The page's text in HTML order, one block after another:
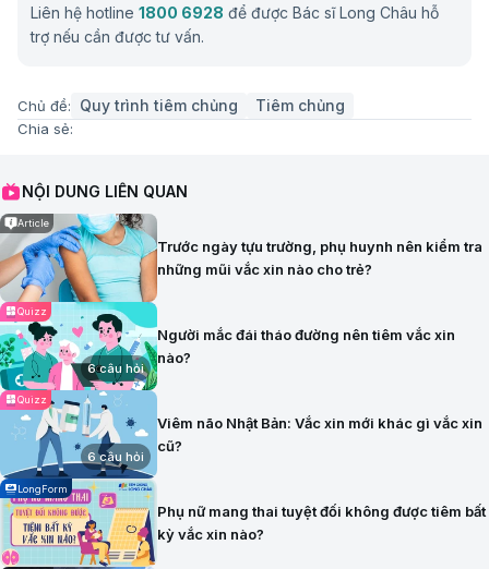
Liên hệ hotline 1800 6928 để được Bác sĩ Long Châu hỗ
trợ nếu cần được tư vấn.
Chủ đề: Quy trình tiêm chủng Tiêm chủng
Chia sẻ:
NỘI DUNG LIÊN QUAN
Article
Trước ngày tựu trường, phụ huynh nên kiểm tra
những mũi vắc xin nào cho trẻ?
Quizz
6 câu hỏi
Người mắc đái tháo đường nên tiêm vắc xin
nào?
Quizz
6 câu hỏi
Viêm não Nhật Bản: Vắc xin mới khác gì vắc xin
cũ?
LongForm
Phụ nữ mang thai tuyệt đối không được tiêm bất
kỳ vắc xin nào?